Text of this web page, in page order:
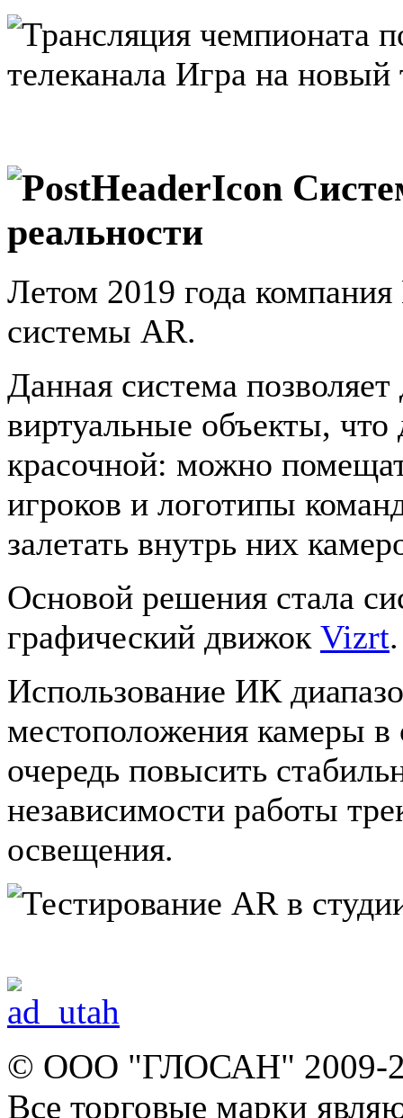
реальности
Летом 2019 года
системы AR.
Данная система
виртуальные объекты,
красочной: можно
игроков и логотипы
залетать внутрь них
Основой решения стала
графический движок Vizrt
Использование ИК
местоположения камеры в
очередь повысить
независимости работы
освещения.
© ООО "ГЛОСАН" 2009-
Все торговые марки